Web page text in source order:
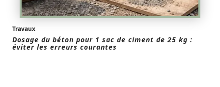
Travaux
Dosage du béton pour 1 sac de ciment de 25 kg :
éviter les erreurs courantes